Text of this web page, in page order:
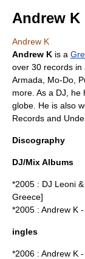
Andrew K
Andrew K
Andrew K is a
over 30 records in
Armada, Mo-Do,
more. As a DJ, he
globe. He is also
Records and
Discography
DJ/Mix Albums
*2005 : DJ Leoni
Greece]
*2005 : Andrew K
ingles
*2006 : Andrew K